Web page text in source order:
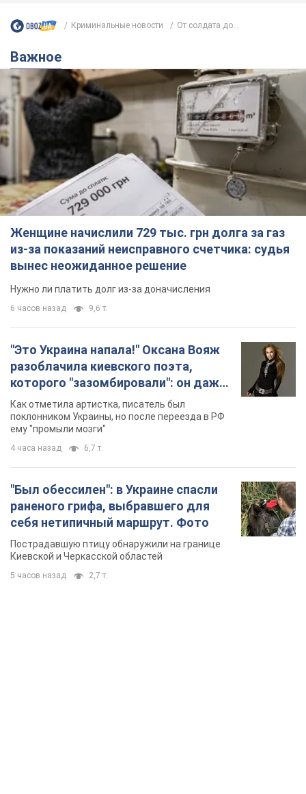
Криминальные новости От солдата до...
Важное
Женщине начислили 729 тыс. грн долга за газ
из-за показаний неисправного счетчика: судья
вынес неожиданное решение
Нужно ли платить долг из-за доначисления
6 часов назад 9,6 т.
"Это Украина напала!" Оксана Вояж
разоблачила киевского поэта,
которого "зазомбировали": он даже
русского не знал, а теперь хочет
геноцида украинцев
Как отметила артистка, писатель был
поклонником Украины, но после переезда в РФ
ему "промыли мозги"
4 часа назад 6,7 т.
"Был обессилен": в Украине спасли
раненого грифа, выбравшего для
себя нетипичный маршрут. Фото
Пострадавшую птицу обнаружили на границе
Киевской и Черкасской областей
5 часов назад 2,7 т.